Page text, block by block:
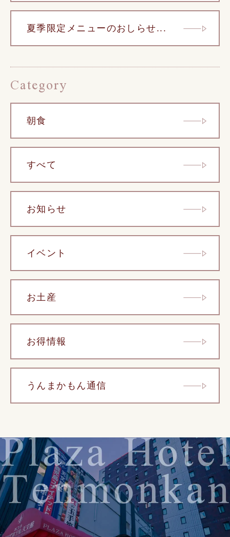
夏季限定メニューのおしらせ...
Category
朝食
すべて
お知らせ
イベント
お土産
お得情報
うんまかもん通信